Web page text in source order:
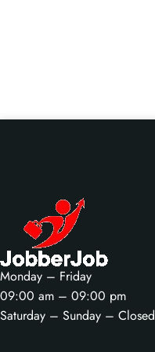
Monday – Friday
09:00 am – 09:00 pm
Saturday – Sunday – Closed